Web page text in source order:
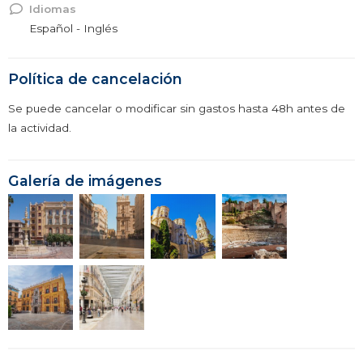
Idiomas
Español - Inglés
Política de cancelación
Se puede cancelar o modificar sin gastos hasta 48h antes de
la actividad.
Galería de imágenes